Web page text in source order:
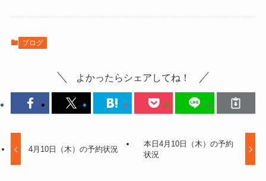
ブログ
よかったらシェアしてね！
4月10日（木）の予約状況
本日4月10日（木）の予約
状況